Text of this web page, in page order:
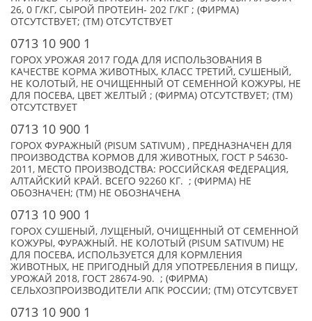
26, 0 Г/КГ, СЫРОЙ ПРОТЕИН- 202 Г/КГ ; (ФИРМА)
ОТСУТСТВУЕТ; (TM) ОТСУТСТВУЕТ
0713 10 900 1
ГОРОХ УРОЖАЯ 2017 ГОДА ДЛЯ ИСПОЛЬЗОВАНИЯ В
КАЧЕСТВЕ КОРМА ЖИВОТНЫХ, КЛАСС ТРЕТИЙ, СУШЕНЫЙ,
НЕ КОЛОТЫЙ, НЕ ОЧИЩЕННЫЙ ОТ СЕМЕННОЙ КОЖУРЫ, НЕ
ДЛЯ ПОСЕВА, ЦВЕТ ЖЕЛТЫЙ ; (ФИРМА) ОТСУТСТВУЕТ; (TM)
ОТСУТСТВУЕТ
0713 10 900 1
ГОРОХ ФУРАЖНЫЙ (PISUM SATIVUM) , ПРЕДНАЗНАЧЕН ДЛЯ
ПРОИЗВОДСТВА КОРМОВ ДЛЯ ЖИВОТНЫХ, ГОСТ Р 54630-
2011, МЕСТО ПРОИЗВОДСТВА: РОССИЙСКАЯ ФЕДЕРАЦИЯ,
АЛТАЙСКИЙ КРАЙ. ВСЕГО 92260 КГ. ; (ФИРМА) НЕ
ОБОЗНАЧЕН; (TM) НЕ ОБОЗНАЧЕНА
0713 10 900 1
ГОРОХ СУШЕНЫЙ, ЛУЩЕНЫЙ, ОЧИЩЕННЫЙ ОТ СЕМЕННОЙ
КОЖУРЫ, ФУРАЖНЫЙ. НЕ КОЛОТЫЙ (PISUM SATIVUM) НЕ
ДЛЯ ПОСЕВА, ИСПОЛЬЗУЕТСЯ ДЛЯ КОРМЛЕНИЯ
ЖИВОТНЫХ, НЕ ПРИГОДНЫЙ ДЛЯ УПОТРЕБЛЕНИЯ В ПИЩУ,
УРОЖАЙ 2018, ГОСТ 28674-90. ; (ФИРМА)
СЕЛЬХОЗПРОИЗВОДИТЕЛИ АПК РОССИИ; (TM) ОТСУТСВУЕТ
0713 10 900 1